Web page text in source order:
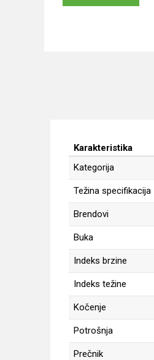
Karakteristika
Kategorija
Težina specifikacija
Brendovi
Buka
Indeks brzine
Indeks težine
Kočenje
Potrošnja
Prečnik